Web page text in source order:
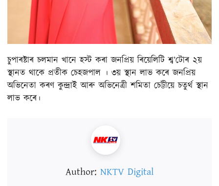
চুপাৰষ্টাৰ চলমান খানে হস্ট কৰা জনপ্ৰিয় ৰিয়েলিটি শ্ব’টোৰ ২য়
স্থানত থাকে প্ৰতীক চেহজপাল । ৩য় স্থান লাভ কৰে জনপ্ৰিয়
অভিনেতা কৰণ কুন্দ্ৰাই আৰু অভিনেত্ৰী শমিতা চেট্টীয়ে চতুৰ্থ স্থান
লাভ কৰে।
Author: NKTV Digital